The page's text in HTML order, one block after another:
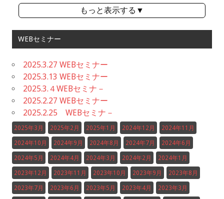
もっと表示する▼
WEBセミナー
2025.3.27 WEBセミナー
2025.3.13 WEBセミナー
2025.3.４WEBセミナ－
2025.2.27 WEBセミナー
2025.2.25 WEBセミナ－
2025年3月 2025年2月 2025年1月 2024年12月 2024年11月
2024年10月 2024年9月 2024年8月 2024年7月 2024年6月
2024年5月 2024年4月 2024年3月 2024年2月 2024年1月
2023年12月 2023年11月 2023年10月 2023年9月 2023年8月
2023年7月 2023年6月 2023年5月 2023年4月 2023年3月